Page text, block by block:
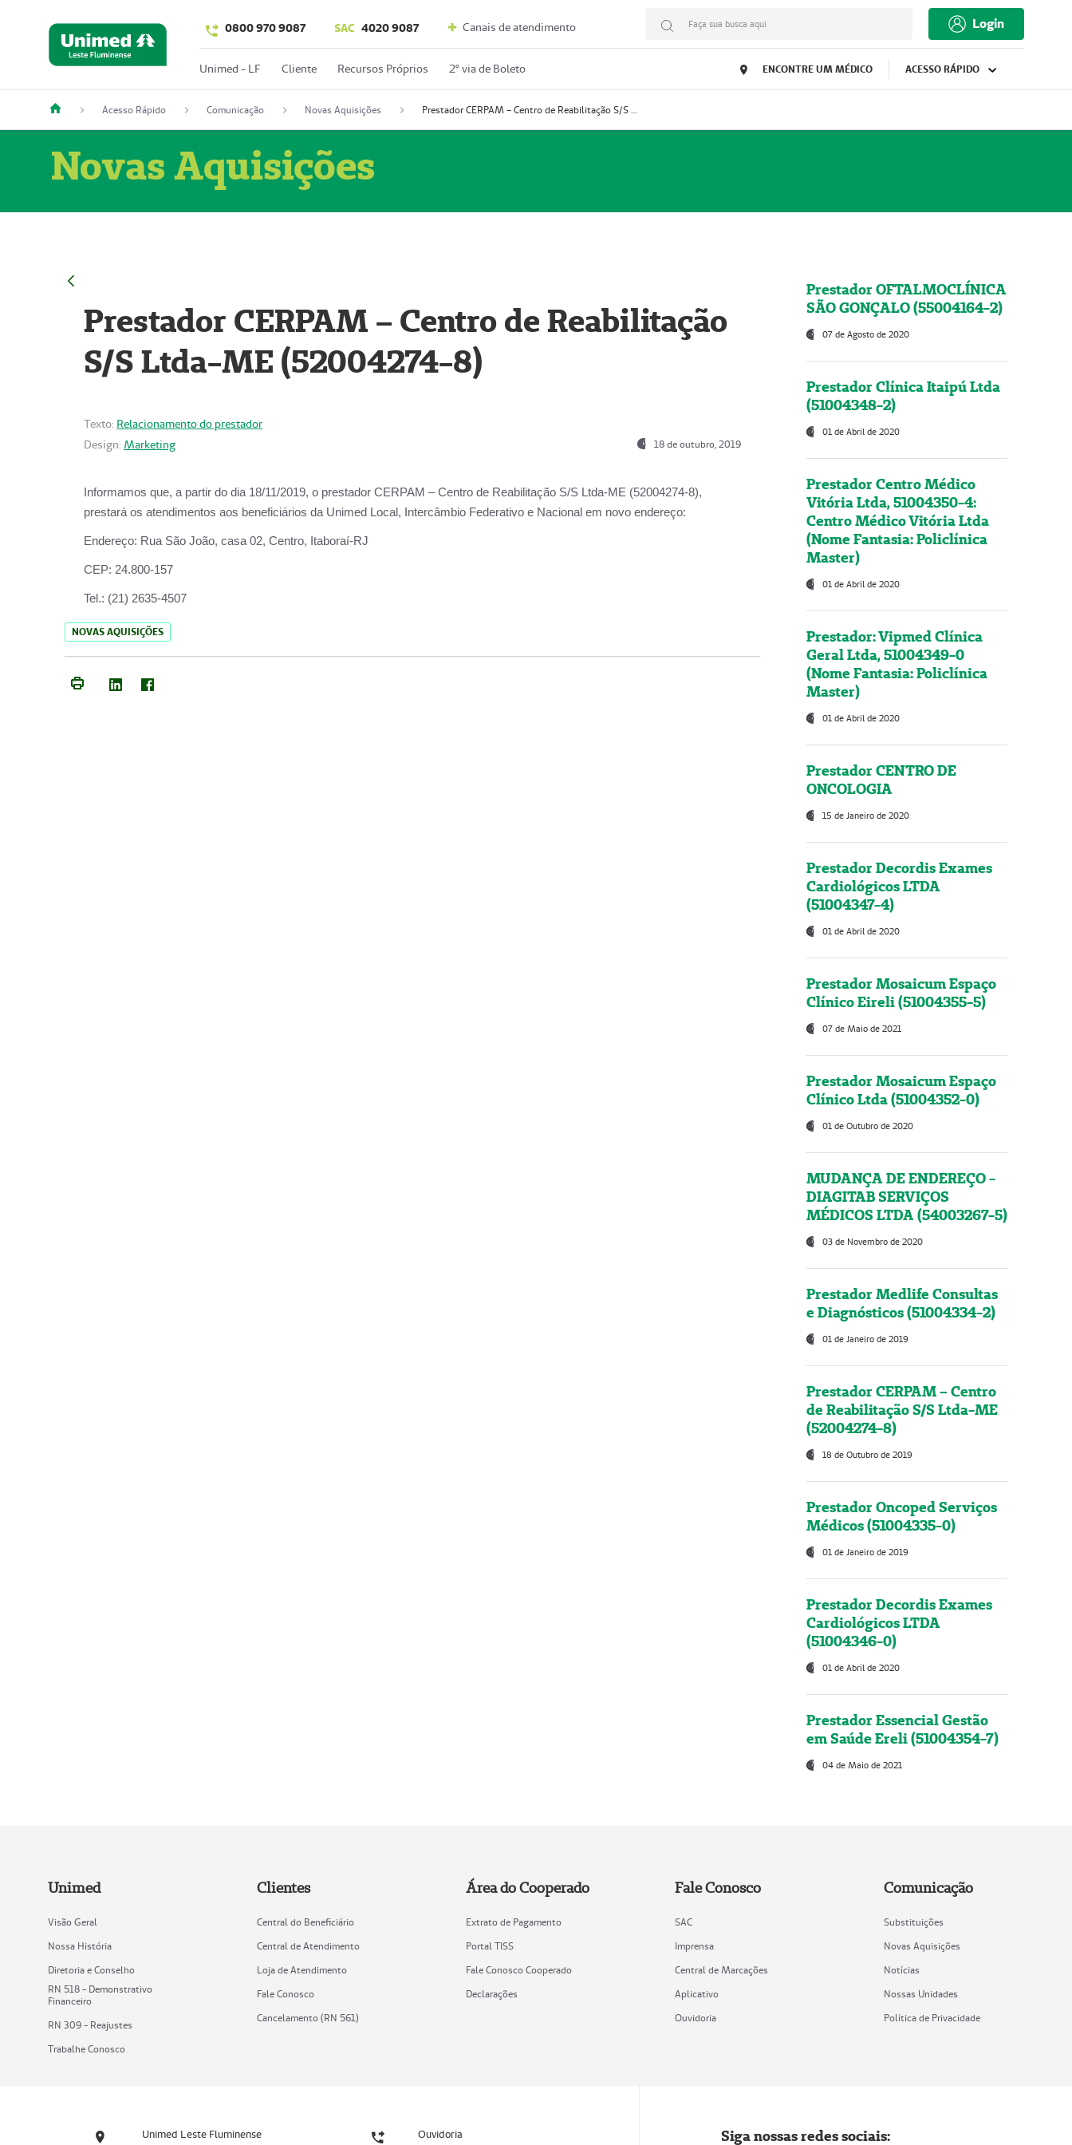
0800 970 9087 SAC 4020 9087 Canais de atendimento Faça sua busca aqui Login
Unimed - LF Cliente Recursos Próprios 2º via de Boleto ENCONTRE UM MÉDICO ACESSO RÁPIDO
Acesso Rápido Comunicação Novas Aquisições Prestador CERPAM – Centro de Reabilitação S/S Ltda-ME (52004274-8)
Novas Aquisições
Prestador CERPAM – Centro de Reabilitação
S/S Ltda-ME (52004274-8)
Texto: Relacionamento do prestador
Design: Marketing 18 de outubro, 2019
Informamos que, a partir do dia 18/11/2019, o prestador CERPAM – Centro de Reabilitação S/S Ltda-ME (52004274-8),
prestará os atendimentos aos beneficiários da Unimed Local, Intercâmbio Federativo e Nacional em novo endereço:
Endereço: Rua São João, casa 02, Centro, Itaboraí-RJ
CEP: 24.800-157
Tel.: (21) 2635-4507
NOVAS AQUISIÇÕES
Prestador OFTALMOCLÍNICA
SÃO GONÇALO (55004164-2)
07 de Agosto de 2020
Prestador Clínica Itaipú Ltda
(51004348-2)
01 de Abril de 2020
Prestador Centro Médico
Vitória Ltda, 51004350-4:
Centro Médico Vitória Ltda
(Nome Fantasia: Policlínica
Master)
01 de Abril de 2020
Prestador: Vipmed Clínica
Geral Ltda, 51004349-0
(Nome Fantasia: Policlínica
Master)
01 de Abril de 2020
Prestador CENTRO DE
ONCOLOGIA
15 de Janeiro de 2020
Prestador Decordis Exames
Cardiológicos LTDA
(51004347-4)
01 de Abril de 2020
Prestador Mosaicum Espaço
Clínico Eireli (51004355-5)
07 de Maio de 2021
Prestador Mosaicum Espaço
Clínico Ltda (51004352-0)
01 de Outubro de 2020
MUDANÇA DE ENDEREÇO -
DIAGITAB SERVIÇOS
MÉDICOS LTDA (54003267-5)
03 de Novembro de 2020
Prestador Medlife Consultas
e Diagnósticos (51004334-2)
01 de Janeiro de 2019
Prestador CERPAM – Centro
de Reabilitação S/S Ltda-ME
(52004274-8)
18 de Outubro de 2019
Prestador Oncoped Serviços
Médicos (51004335-0)
01 de Janeiro de 2019
Prestador Decordis Exames
Cardiológicos LTDA
(51004346-0)
01 de Abril de 2020
Prestador Essencial Gestão
em Saúde Ereli (51004354-7)
04 de Maio de 2021
Unimed
Visão Geral
Nossa História
Diretoria e Conselho
RN 518 - Demonstrativo
Financeiro
RN 309 - Reajustes
Trabalhe Conosco
Clientes
Central do Beneficiário
Central de Atendimento
Loja de Atendimento
Fale Conosco
Cancelamento (RN 561)
Área do Cooperado
Extrato de Pagamento
Portal TISS
Fale Conosco Cooperado
Declarações
Fale Conosco
SAC
Imprensa
Central de Marcações
Aplicativo
Ouvidoria
Comunicação
Substituições
Novas Aquisições
Notícias
Nossas Unidades
Política de Privacidade
Unimed Leste Fluminense Ouvidoria Siga nossas redes sociais: